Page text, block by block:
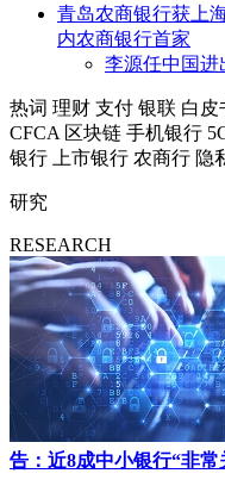
青岛农商银行获上
内农商银行首家
李源任中国进
热词 理财 支付 银联 白皮
CFCA 区块链 手机银行
银行
上市银行 农商行 隐
研究
RESEARCH
告：近8成中小银行“非常